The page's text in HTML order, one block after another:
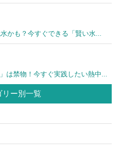
かも？今すぐできる「賢い水...
は禁物！今すぐ実践したい熱中...
リー別一覧